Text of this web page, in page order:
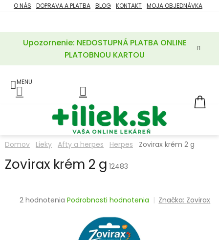
Prejsť
na
Upozornenie: NEDOSTUPNÁ PLATBA ONLINE
PLATOBNOU KARTOU
O NÁS DOPRAVA A PLATBA BLOG KONTAKT MOJA OBJEDNÁVKA
ZĽAVY
POTREBY
A
LIEKY
A
MINERÁLY
KOZMETIKA
Domov Lieky Afty a herpes Herpes Zovirax krém 2 g
Zovirax krém 2 g 12483
Priemerné
2 hodnotenia Podrobnosti hodnotenia Značka: Zovirax